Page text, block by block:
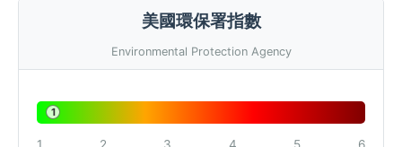
美國環保署指數
Environmental Protection Agency
1
1 2 3 4 5 6